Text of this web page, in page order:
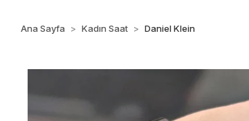
Ana Sayfa Kadın Saat Daniel Klein